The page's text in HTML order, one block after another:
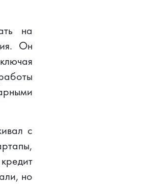
на
Он
с
но